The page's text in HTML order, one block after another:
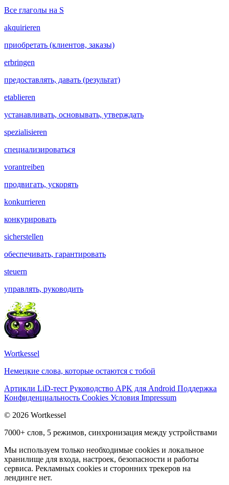
Все глаголы на S
akquirieren
приобретать (клиентов, заказы)
erbringen
предоставлять, давать (результат)
etablieren
устанавливать, основывать, утверждать
spezialisieren
специализироваться
vorantreiben
продвигать, ускорять
konkurrieren
конкурировать
sicherstellen
обеспечивать, гарантировать
steuern
управлять, руководить
Wortkessel
Немецкие слова, которые остаются с тобой
Артикли LiD-тест Руководство APK для Android Поддержка
Конфиденциальность Cookies Условия Impressum
© 2026 Wortkessel
7000+ слов, 5 режимов, синхронизация между устройствами
Мы используем только необходимые cookies и локальное
хранилище для входа, настроек, безопасности и работы
сервиса. Рекламных cookies и сторонних трекеров на
лендинге нет.